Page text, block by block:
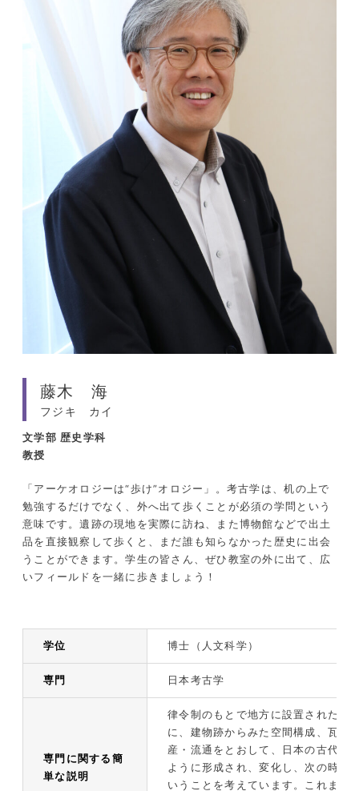
藤木 海
フジキ カイ
文学部 歴史学科
教授
「アーケオロジーは“歩け”オロジー」。考古学は、机の上で
勉強するだけでなく、外へ出て歩くことが必須の学問という
意味です。遺跡の現地を実際に訪ね、また博物館などで出土
品を直接観察して歩くと、まだ誰も知らなかった歴史に出会
うことができます。学生の皆さん、ぜひ教室の外に出て、広
いフィールドを一緒に歩きましょう！
学位 博士（人文科学）
専門 日本考古学
専門に関する簡
単な説明
律令制のもとで地方に設置された役
に、建物跡からみた空間構成、瓦か
産・流通をとおして、日本の古代社
ように形成され、変化し、次の時代
いうことを考えています。これまで